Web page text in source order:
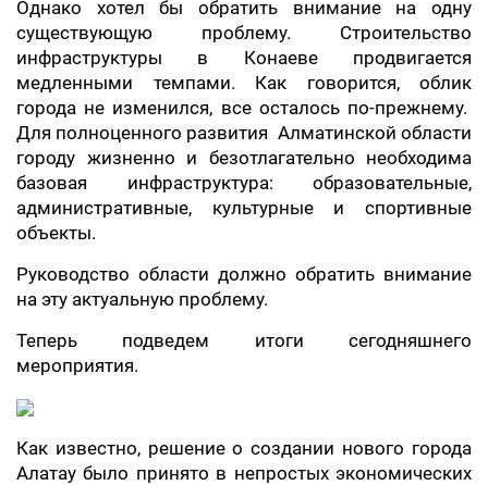
Однако хотел бы обратить внимание на одну
существующую проблему. Строительство
инфраструктуры в Конаеве продвигается
медленными темпами. Как говорится, облик
города не изменился, все осталось по-прежнему.
Для полноценного развития Алматинской области
городу жизненно и безотлагательно необходима
базовая инфраструктура: образовательные,
административные, культурные и спортивные
объекты.
Руководство области должно обратить внимание
на эту актуальную проблему.
Теперь подведем итоги сегодняшнего
мероприятия.
Как известно, решение о создании нового города
Алатау было принято в непростых экономических